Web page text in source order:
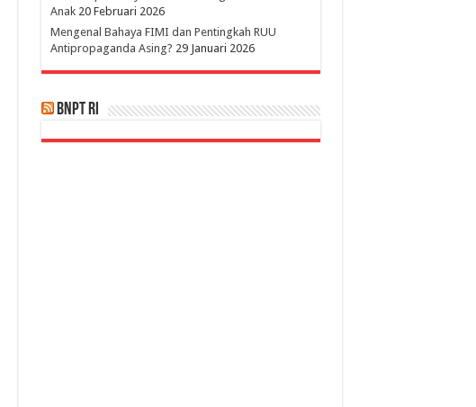
Anak 20 Februari 2026
Mengenal Bahaya FIMI dan Pentingkah RUU
Antipropaganda Asing? 29 Januari 2026
BNPT RI